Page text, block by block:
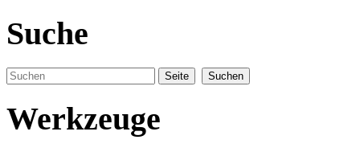
Suche
Werkzeuge